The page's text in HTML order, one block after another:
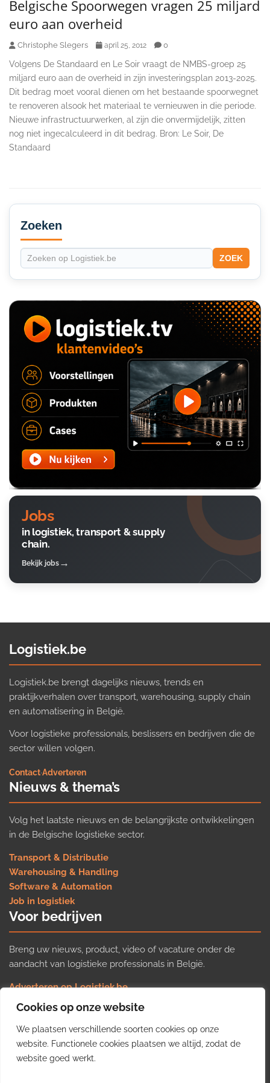
Cookies op onze website
We plaatsen verschillende soorten cookies op onze
website. Functionele cookies plaatsen we altijd, zodat de
website goed werkt.
Belgische Spoorwegen vragen 25 miljard
euro aan overheid
Christophe Slegers april 25, 2012 0
Volgens De Standaard en Le Soir vraagt de NMBS-groep 25
miljard euro aan de overheid in zijn investeringsplan 2013-2025.
Dit bedrag moet vooral dienen om het bestaande spoorwegnet
te renoveren alsook het materiaal te vernieuwen in die periode.
Nieuwe infrastructuurwerken, al zijn die onvermijdelijk, zitten
nog niet ingecalculeerd in dit bedrag. Bron: Le Soir, De
Standaard
Secondary
Sidebar
Zoeken
ZOEK
Jobs
in logistiek, transport & supply
chain.
Bekijk jobs
Logistiek.be
Logistiek.be brengt dagelijks nieuws, trends en
praktijkverhalen over transport, warehousing, supply chain
en automatisering in België.
Voor logistieke professionals, beslissers en bedrijven die de
sector willen volgen.
Contact·Adverteren
Nieuws & thema’s
Volg het laatste nieuws en de belangrijkste ontwikkelingen
in de Belgische logistieke sector.
Transport & Distributie
Warehousing & Handling
Software & Automation
Job in logistiek
Voor bedrijven
Breng uw nieuws, product, video of vacature onder de
aandacht van logistieke professionals in België.
Adverteren op Logistiek.be
Nieuws insturen
Uw video op Logistiek.TV
Job plaatsen
Gratis wekelijkse update